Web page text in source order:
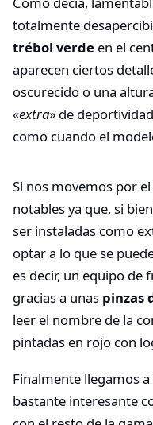
totalmente
trébol verde en el
aparecen ciertos
oscurecido o una
«extra» de
como cuando el
Si nos movemos por
notables ya que, si
ser instaladas como
optar a lo que se
es decir, un equipo
gracias a unas pinzas
leer el nombre de la
pintadas en rojo con
Finalmente llegamos
bastante interesante